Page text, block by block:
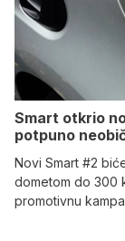
Smart otkrio
potpuno
Novi Smart #2
dometom do 300
promotivnu